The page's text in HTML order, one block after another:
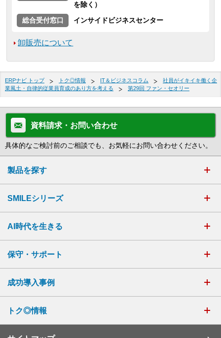
を除く）
総合受付窓口
インサイドビジネスセンター
卸販売について
ERPナビ トップ トク◎情報 IT＆ビジネスコラム
社員がイキイキ働く企
業風土・自律的従業員育成のあり方を考える
第29回 ファン・セオリー
資料請求・お問い合わせ
具体的なご検討前のご相談でも、お気軽にお問い合わせください。
製品を探す
SMILEシリーズ
AI時代を生きる
保守・サポート
成功導入事例
トク◎情報